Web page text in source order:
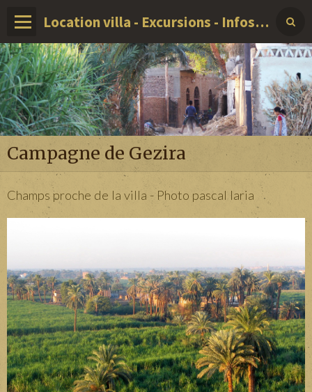
Location villa - Excursions - Infos sur LOUXOR - EGYPTE
Campagne de Gezira
Champs proche de la villa - Photo pascal Iaria